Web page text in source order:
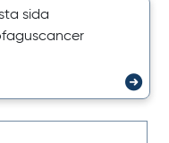
sida